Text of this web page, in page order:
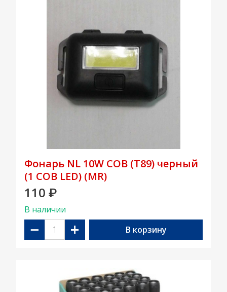
Фонарь NL 10W COB (T89) черный
(1 COB LED) (MR)
110 ₽
В наличии
− + В корзину